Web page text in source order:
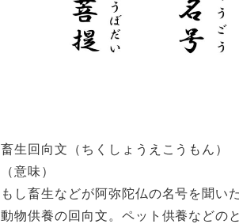
畜生回向文（ちくしょうえこうもん）
（意味）
もし畜生などが阿弥陀仏の名号を聞い
動物供養の回向文。ペット供養などの